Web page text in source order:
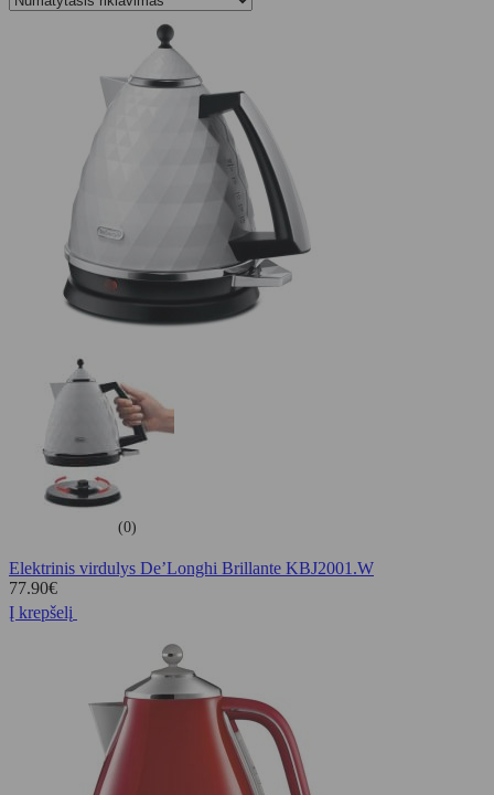
(0)
Elektrinis virdulys De’Longhi Brillante KBJ2001.W
77.90€
Į krepšelį